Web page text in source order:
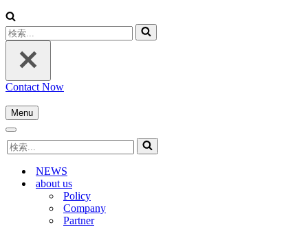
検
索...
Contact Now
Menu
ナ
ゲ
シ
ョ
ナ
ビ
検
索...
NEWS
about us
Policy
Company
Partner